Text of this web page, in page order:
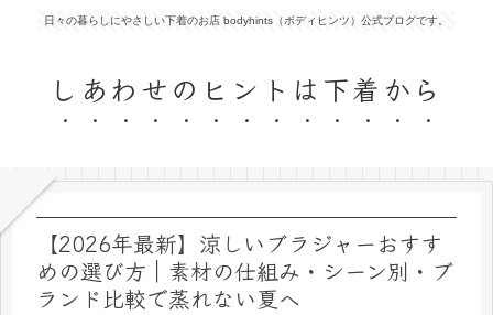
日々の暮らしにやさしい下着のお店 bodyhints（ボディヒンツ）公式ブログです。
しあわせのヒントは下着から
【2026年最新】涼しいブラジャーおすす
めの選び方｜素材の仕組み・シーン別・ブ
ランド比較で蒸れない夏へ